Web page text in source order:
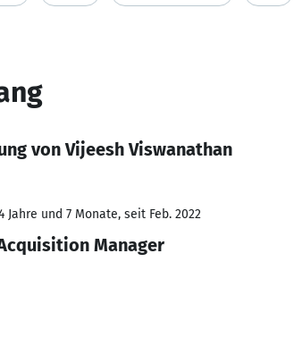
von Vijeesh Viswanathan
Jahre und 7 Monate, seit Feb. 2022
Manager